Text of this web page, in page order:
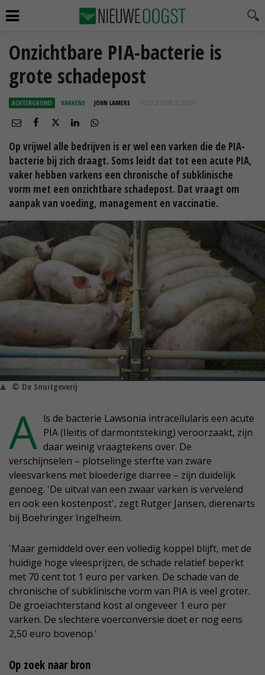
Onzichtbare PIA-bacterie is
grote schadepost
ACHTERGROND VARKENS JOHN LAMERS 17 SEP 2019 OM 10:10
Op vrijwel alle bedrijven is er wel een varken die de PIA-
bacterie bij zich draagt. Soms leidt dat tot een acute PIA,
vaker hebben varkens een chronische of subklinische
vorm met een onzichtbare schadepost. Dat vraagt om
aanpak van voeding, management en vaccinatie.
© De Snuitgeverij
A ls de bacterie Lawsonia intracellularis een acute
PIA (Ileïtis of darmontsteking) veroorzaakt, zijn
daar weinig vraagtekens over. De
verschijnselen – plotselinge sterfte van zware
vleesvarkens met bloederige diarree – zijn duidelijk
genoeg. 'De uitval van een zwaar varken is vervelend
en ook een kostenpost', zegt Rutger Jansen, dierenarts
bij Boehringer Ingelheim.
'Maar gemiddeld over een volledig koppel blijft, met de
huidige hoge vleesprijzen, de schade relatief beperkt
met 70 cent tot 1 euro per varken. De schade van de
chronische of subklinische vorm van PIA is veel groter.
De groeiachterstand kost al ongeveer 1 euro per
varken. De slechtere voerconversie doet er nog eens
2,50 euro bovenop.'
Op zoek naar bron